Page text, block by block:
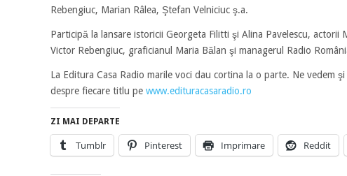
Rebengiuc, Marian Râlea, Ştefan Velniciuc ş.a.
Participă la lansare istoricii Georgeta Filitti şi Alina Pavelescu, actorii
Victor Rebengiuc, graficianul Maria Bălan şi managerul Radio
La Editura Casa Radio marile voci dau cortina la o parte. Ne vedem
despre fiecare titlu pe www.edituracasaradio.ro
ZI MAI DEPARTE
Tumblr Pinterest Imprimare Reddit